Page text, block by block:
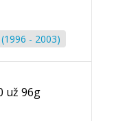
- 2003)
už 96g